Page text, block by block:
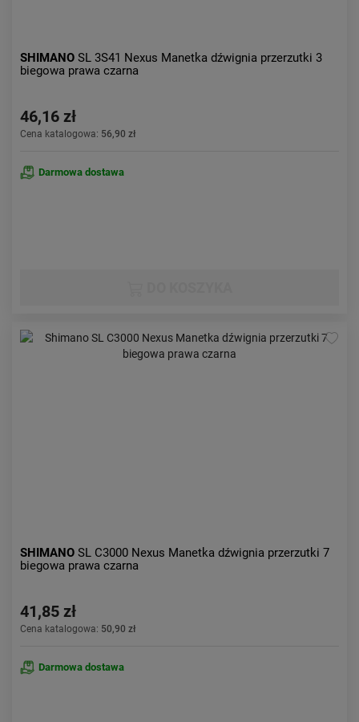
SHIMANO SL 3S41 Nexus Manetka dźwignia przerzutki 3
biegowa prawa czarna
46,16 zł
Cena katalogowa: 56,90 zł
Darmowa dostawa
SHIMANO SL C3000 Nexus Manetka dźwignia przerzutki 7
biegowa prawa czarna
41,85 zł
Cena katalogowa: 50,90 zł
Darmowa dostawa